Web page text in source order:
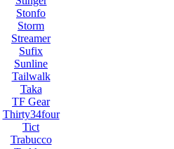
Stonfo
Storm
Streamer
Sufix
Sunline
Tailwalk
Taka
TF Gear
Thirty34four
Tict
Trabucco